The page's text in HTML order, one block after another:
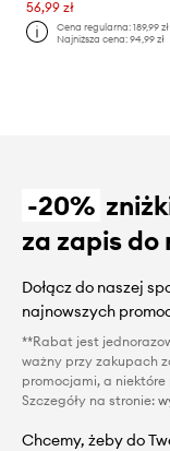
56,99 zł
Cena regularna:189,99 zł
Najniższa cena:94,99 zł
-20%
za zapis
Dołącz do naszej
najnowszych
**Rabat jest
ważny przy zakupach
promocjami, a
Szczegóły na stronie:
Chcemy, żeby do